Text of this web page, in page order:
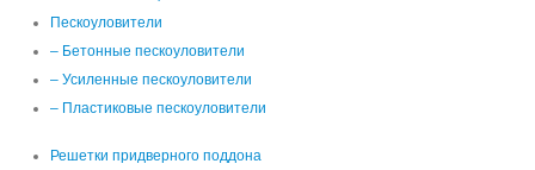
Пескоуловители
– Бетонные пескоуловители
– Усиленные пескоуловители
– Пластиковые пескоуловители
Решетки придверного поддона